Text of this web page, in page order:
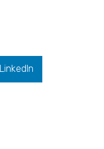
LinkedIn